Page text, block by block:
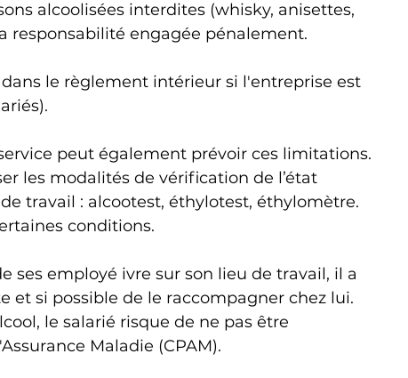
alcoolisées interdites (whisky, anisettes,
responsabilité engagée pénalement.
le règlement intérieur si l'entreprise est
peut également prévoir ces limitations.
les modalités de vérification de l’état
travail : alcootest, éthylotest, éthylomètre.
conditions.
ses employé ivre sur son lieu de travail, il a
et si possible de le raccompagner chez lui.
le salarié risque de ne pas être
Maladie (CPAM).